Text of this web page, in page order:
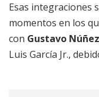
Esas integraciones
momentos en los
con Gustavo Núñez
Luis García Jr.,